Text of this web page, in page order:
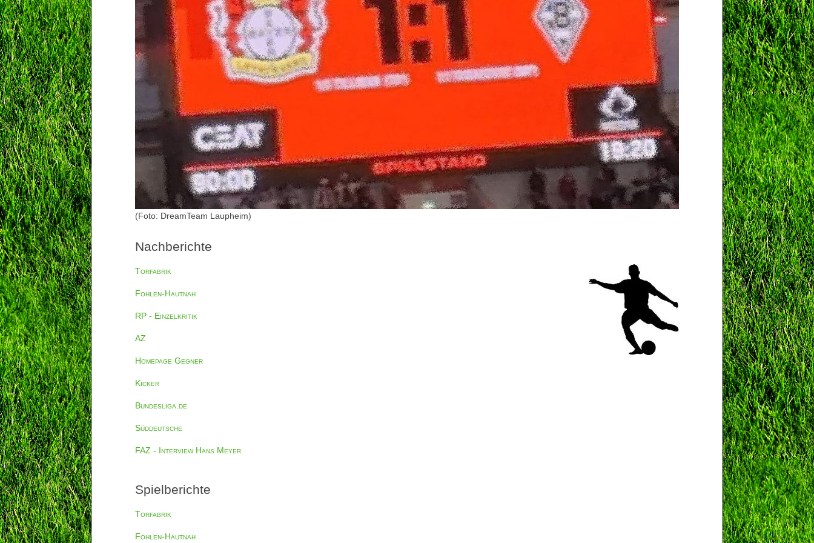
(Foto: DreamTeam Laupheim)
Nachberichte
Torfabrik
Fohlen-Hautnah
RP - Einzelkritik
AZ
Homepage Gegner
Kicker
Bundesliga.de
Süddeutsche
FAZ - Interview Hans Meyer
Spielberichte
Torfabrik
Fohlen-Hautnah